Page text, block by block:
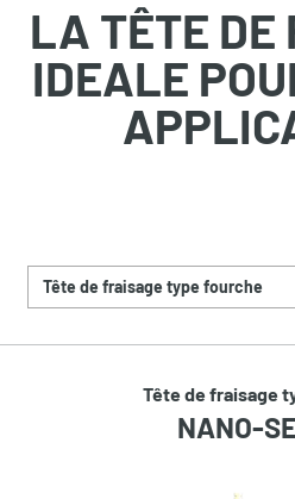
LA TÊTE DE
IDEALE
Tête de fraisage type fourche
Tête de fraisage
NANO-